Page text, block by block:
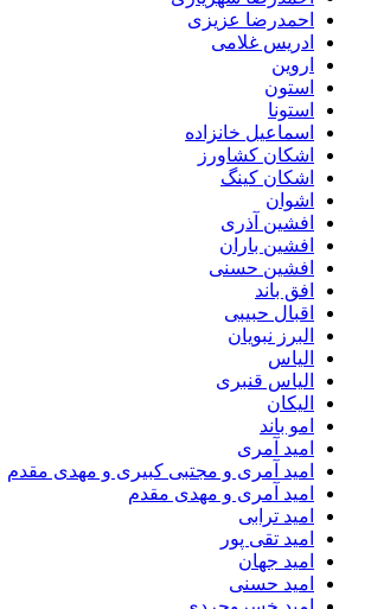
احمدرضا عزیزی
ادریس غلامی
اروین
استون
استونا
اسماعیل خانزاده
اشکان کشاورز
اشکان کینگ
اشوان
افشین آذری
افشین باران
افشین حسنی
افق باند
اقبال حبیبی
البرز نبویان
الیاس
الیاس قنبرى
الیکان
امو باند
امید آمری
امید آمری و مجتبی کبیری و مهدى مقدم
امید آمری و مهدی مقدم
امید ترابی
امید تقی پور
امید جهان
امید حسنی